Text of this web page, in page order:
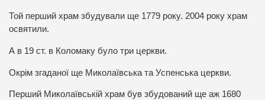
Той перший храм збудували ще 1779 року. 2004 року храм
освятили.
А в 19 ст. в Коломаку було три церкви.
Окрім згаданої ще Миколаївська та Успенська церкви.
Перший Миколаївській храм був збудований ще аж 1680